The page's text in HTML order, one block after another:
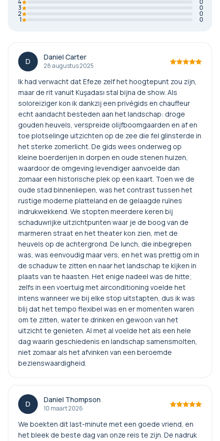
4 0
3 0
2 0
1 0
D Daniel Carter
28 augustus 2025
Ik had verwacht dat Efeze zelf het hoogtepunt zou zijn,
maar de rit vanuit Kuşadası stal bijna de show. Als
soloreiziger kon ik dankzij een privégids en chauffeur
echt aandacht besteden aan het landschap: droge
gouden heuvels, verspreide olijfboomgaarden en af en
toe plotselinge uitzichten op de zee die fel glinsterde in
het sterke zomerlicht. De gids wees onderweg op
kleine boerderijen in dorpen en oude stenen huizen,
waardoor de omgeving levendiger aanvoelde dan
zomaar een historische plek op een kaart. Toen we de
oude stad binnenliepen, was het contrast tussen het
rustige moderne platteland en de gelaagde ruïnes
indrukwekkend. We stopten meerdere keren bij
schaduwrijke uitzichtpunten waar je de boog van de
marmeren straat en het theater kon zien, met de
heuvels op de achtergrond. De lunch, die inbegrepen
was, was eenvoudig maar vers, en het was prettig om in
de schaduw te zitten en naar het landschap te kijken in
plaats van te haasten. Het enige nadeel was de hitte;
zelfs in een voertuig met airconditioning voelde het
intens wanneer we bij elke stop uitstapten, dus ik was
blij dat het tempo flexibel was en er momenten waren
om te zitten, water te drinken en gewoon van het
uitzicht te genieten. Al met al voelde het als een hele
dag waarin geschiedenis en landschap samensmolten,
niet zomaar als het afvinken van een beroemde
bezienswaardigheid.
D Daniel Thompson
10 maart 2026
We boekten dit last-minute met een goede vriend, en
het bleek de beste dag van onze reis te zijn. De nadruk